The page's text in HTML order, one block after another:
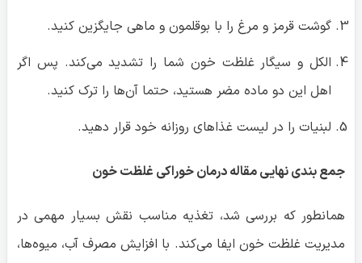
جمع بندی نهایی مقاله درمان خوراکی غلظت خون
همانطور که بررسی شد، تغذیه مناسب نقش بسیار مهمی در
مدیریت غلظت خون ایفا می‌کند. با افزایش مصرف آب، میوه‌ها،
سبزیجات، آجیل و دانه‌ها و کاهش مصرف غذاهای فرآوری شده
کاهش خطر لخته شدن کمک کرد.
همچنین، مصرف ادویه‌هایی مانند زردچوبه، زنجبیل و سیر به
دلیل خواص ضد التهابی و ضد لخته شدن خون، می‌تواند